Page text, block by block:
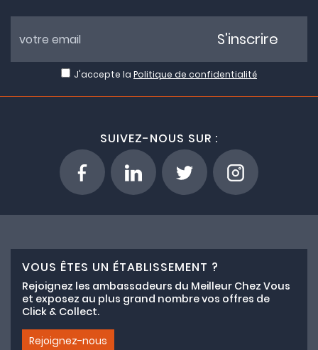
J'accepte la Politique de confidentialité
S'inscrire
SUIVEZ-NOUS SUR :
VOUS ÊTES UN ÉTABLISSEMENT ?
Rejoignez les ambassadeurs du Meilleur Chez Vous
et exposez au plus grand nombre vos offres de
Click & Collect.
Rejoignez-nous